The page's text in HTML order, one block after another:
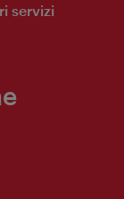
servizi